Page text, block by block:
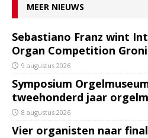
MEER NIEUWS
Sebastiano Franz wint
Organ Competition
9 augustus 2026
Symposium
tweehonderd jaar
8 augustus 2026
Vier organisten naar